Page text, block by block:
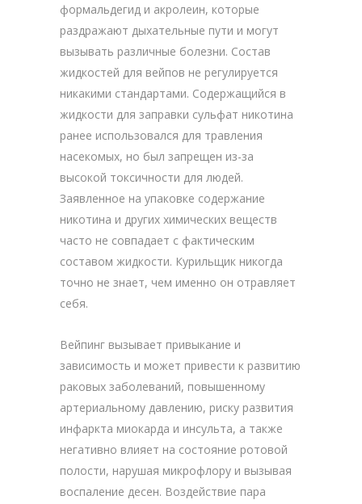
формальдегид и акролеин, которые
раздражают дыхательные пути и могут
вызывать различные болезни. Состав
жидкостей для вейпов не регулируется
никакими стандартами. Содержащийся в
жидкости для заправки сульфат никотина
ранее использовался для травления
насекомых, но был запрещен из-за
высокой токсичности для людей.
Заявленное на упаковке содержание
никотина и других химических веществ
часто не совпадает с фактическим
составом жидкости. Курильщик никогда
точно не знает, чем именно он отравляет
себя.
Вейпинг вызывает привыкание и
зависимость и может привести к развитию
раковых заболеваний, повышенному
артериальному давлению, риску развития
инфаркта миокарда и инсульта, а также
негативно влияет на состояние ротовой
полости, нарушая микрофлору и вызывая
воспаление десен. Воздействие пара